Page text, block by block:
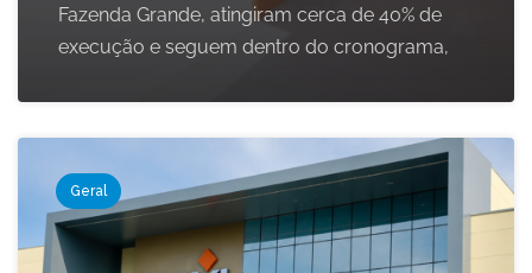
Fazenda Grande, atingiram cerca de 40% de
execução e seguem dentro do cronograma,
Geral